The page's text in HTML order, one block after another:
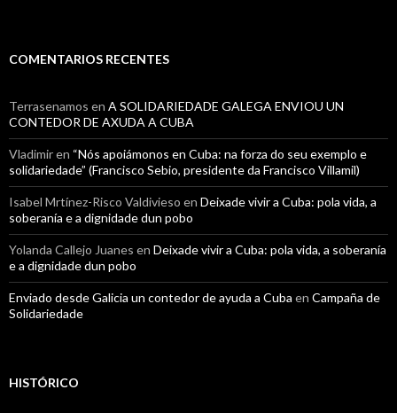
COMENTARIOS RECENTES
Terrasenamos en A SOLIDARIEDADE GALEGA ENVIOU UN
CONTEDOR DE AXUDA A CUBA
Vladimiren “Nós apoiámonos en Cuba: na forza do seu exemplo e
solidariedade” (Francisco Sebio, presidente da Francisco Villamil)
Isabel Mrtínez-Risco Valdivieso en Deixade vivir a Cuba: pola vida, a
soberanía e a dignidade dun pobo
Yolanda Callejo Juanes en Deixade vivir a Cuba: pola vida, a soberanía
e a dignidade dun pobo
Enviado desde Galicia un contedor de ayuda a Cuba en Campaña de
Solidariedade
HISTÓRICO